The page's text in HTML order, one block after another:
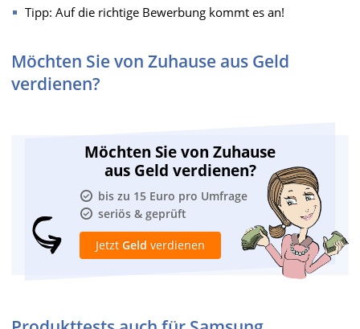
Tipp: Auf die richtige Bewerbung kommt es an!
Möchten Sie von Zuhause aus Geld
verdienen?
Möchten Sie von Zuhause
aus Geld verdienen?
bis zu 15 Euro pro Umfrage
seriös & geprüft
Jetzt Geld verdienen